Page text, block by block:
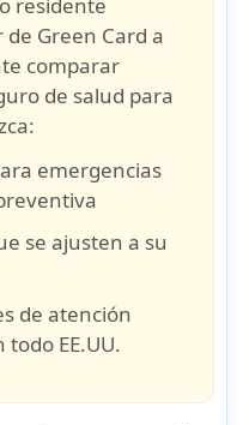
Green Card a
comparar
de salud para
emergencias
se ajusten a su
de atención
todo EE.UU.